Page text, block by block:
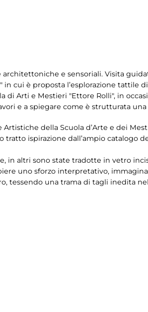
e sensoriali. Visita
" in cui è proposta l’esplorazione tattile
di Arti e Mestieri "Ettore Rolli", in
e a spiegare come è strutturata una
della Scuola d’Arte e dei
tratto ispirazione dall’ampio catalogo
in altri sono state tradotte in vetro
uno sforzo interpretativo,
tessendo una trama di tagli inedita